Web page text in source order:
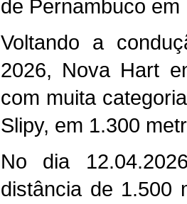
de Pernambuco
Voltando a
2026, Nova Hart
com muita
Slipy, em 1.300
No dia
distância de 1.500